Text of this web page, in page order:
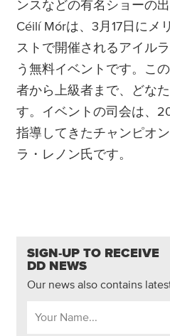
ンスなどの有名ショーの
Céilí Mórは、3月17日にメ
ストで開催されるアイル
う無料イベントです。こ
者から上級者まで、どな
す。イベントの司会は、
指導してきたチャンピオ
ラ・レノン氏です。
SIGN-UP TO RECEIVE
DD NEWS
Our news also contains